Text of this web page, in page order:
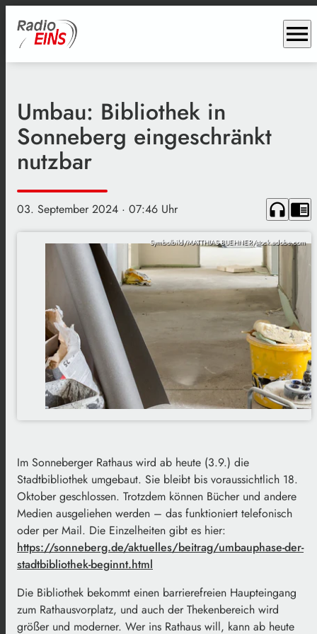
menu
Umbau: Bibliothek in
Sonneberg eingeschränkt
nutzbar
03. September 2024 · 07:46 Uhr headphones chrome_reader_mode
Symbolbild/MATTHIAS BUEHNER/stock.adobe.com
Im Sonneberger Rathaus wird ab heute (3.9.) die
Stadtbibliothek umgebaut. Sie bleibt bis voraussichtlich 18.
Oktober geschlossen. Trotzdem können Bücher und andere
Medien ausgeliehen werden – das funktioniert telefonisch
oder per Mail. Die Einzelheiten gibt es hier:
https://sonneberg.de/aktuelles/beitrag/umbauphase-der-
stadtbibliothek-beginnt.html
Die Bibliothek bekommt einen barrierefreien Haupteingang
zum Rathausvorplatz, und auch der Thekenbereich wird
größer und moderner. Wer ins Rathaus will, kann ab heute